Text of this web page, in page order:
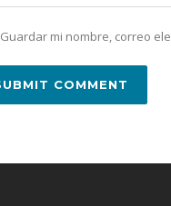
Guardar mi nombre, correo